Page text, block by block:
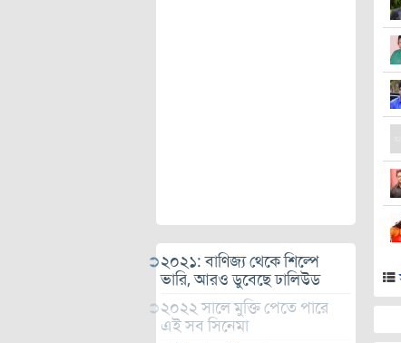
২০২১: বাণিজ্য থেকে শিল্পে
ভারি, আরও ডুবেছে ঢালিউড
২০২২ সালে মুক্তি পেতে পারে
এই সব সিনেমা